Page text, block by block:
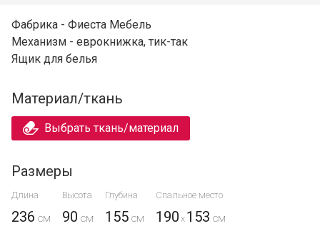
Фабрика - Фиеста Мебель
Механизм - еврокнижка, тик-так
Ящик для белья
Материал/ткань
Выбрать ткань/материал
Размеры
Длина Высота Глубина Спальное место
236 90 155 190 x 153